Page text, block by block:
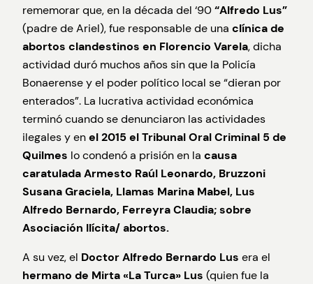
rememorar que, en la década del ‘90“Alfredo Lus”
(padre de Ariel), fue responsable de una clínica de
abortos clandestinos en Florencio Varela, dicha
actividad duró muchos años sin que la Policía
Bonaerense y el poder político local se “dieran por
enterados”. La lucrativa actividad económica
terminó cuando se denunciaron las actividades
ilegales y enel 2015 el Tribunal Oral Criminal 5 de
Quilmes lo condenó a prisión en la causa
caratulada Armesto Raúl Leonardo, Bruzzoni
Susana Graciela, Llamas Marina Mabel, Lus
Alfredo Bernardo, Ferreyra Claudia; sobre
Asociación Ilícita/ abortos.
A su vez, el Doctor Alfredo Bernardo Lus era el
hermano de Mirta «La Turca» Lus (quien fue la